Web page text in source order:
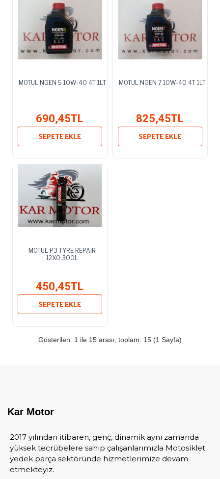
MOTUL NGEN 5 10W-40 4T 1LT
690,45TL
SEPETE EKLE
MOTUL NGEN 7 10W-40 4T 1LT
825,45TL
SEPETE EKLE
MOTUL P3 TYRE REPAIR
12X0.300L
450,45TL
SEPETE EKLE
Gösterilen: 1 ile 15 arası, toplam: 15 (1 Sayfa)
Kar Motor
2017 yılından itibaren, genç, dinamik aynı zamanda
yüksek tecrübelere sahip çalışanlarımızla Motosiklet
yedek parça sektöründe hizmetlerimize devam
etmekteyiz.